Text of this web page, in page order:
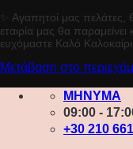
✨ Αγαπητοί μας
εταιρία μας θα
ευχόμαστε Καλό
Μετάβαση στο
ΜΗΝΥΜΑ
09:00 -
+30 210